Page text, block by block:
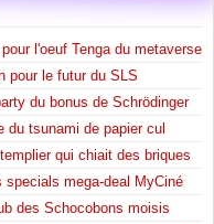
l'oeuf Tenga du metaverse
pour le futur du SLS
du bonus de Schrödinger
du tsunami de papier cul
qui chiait des briques
specials mega-deal MyCiné
des Schocobons moisis